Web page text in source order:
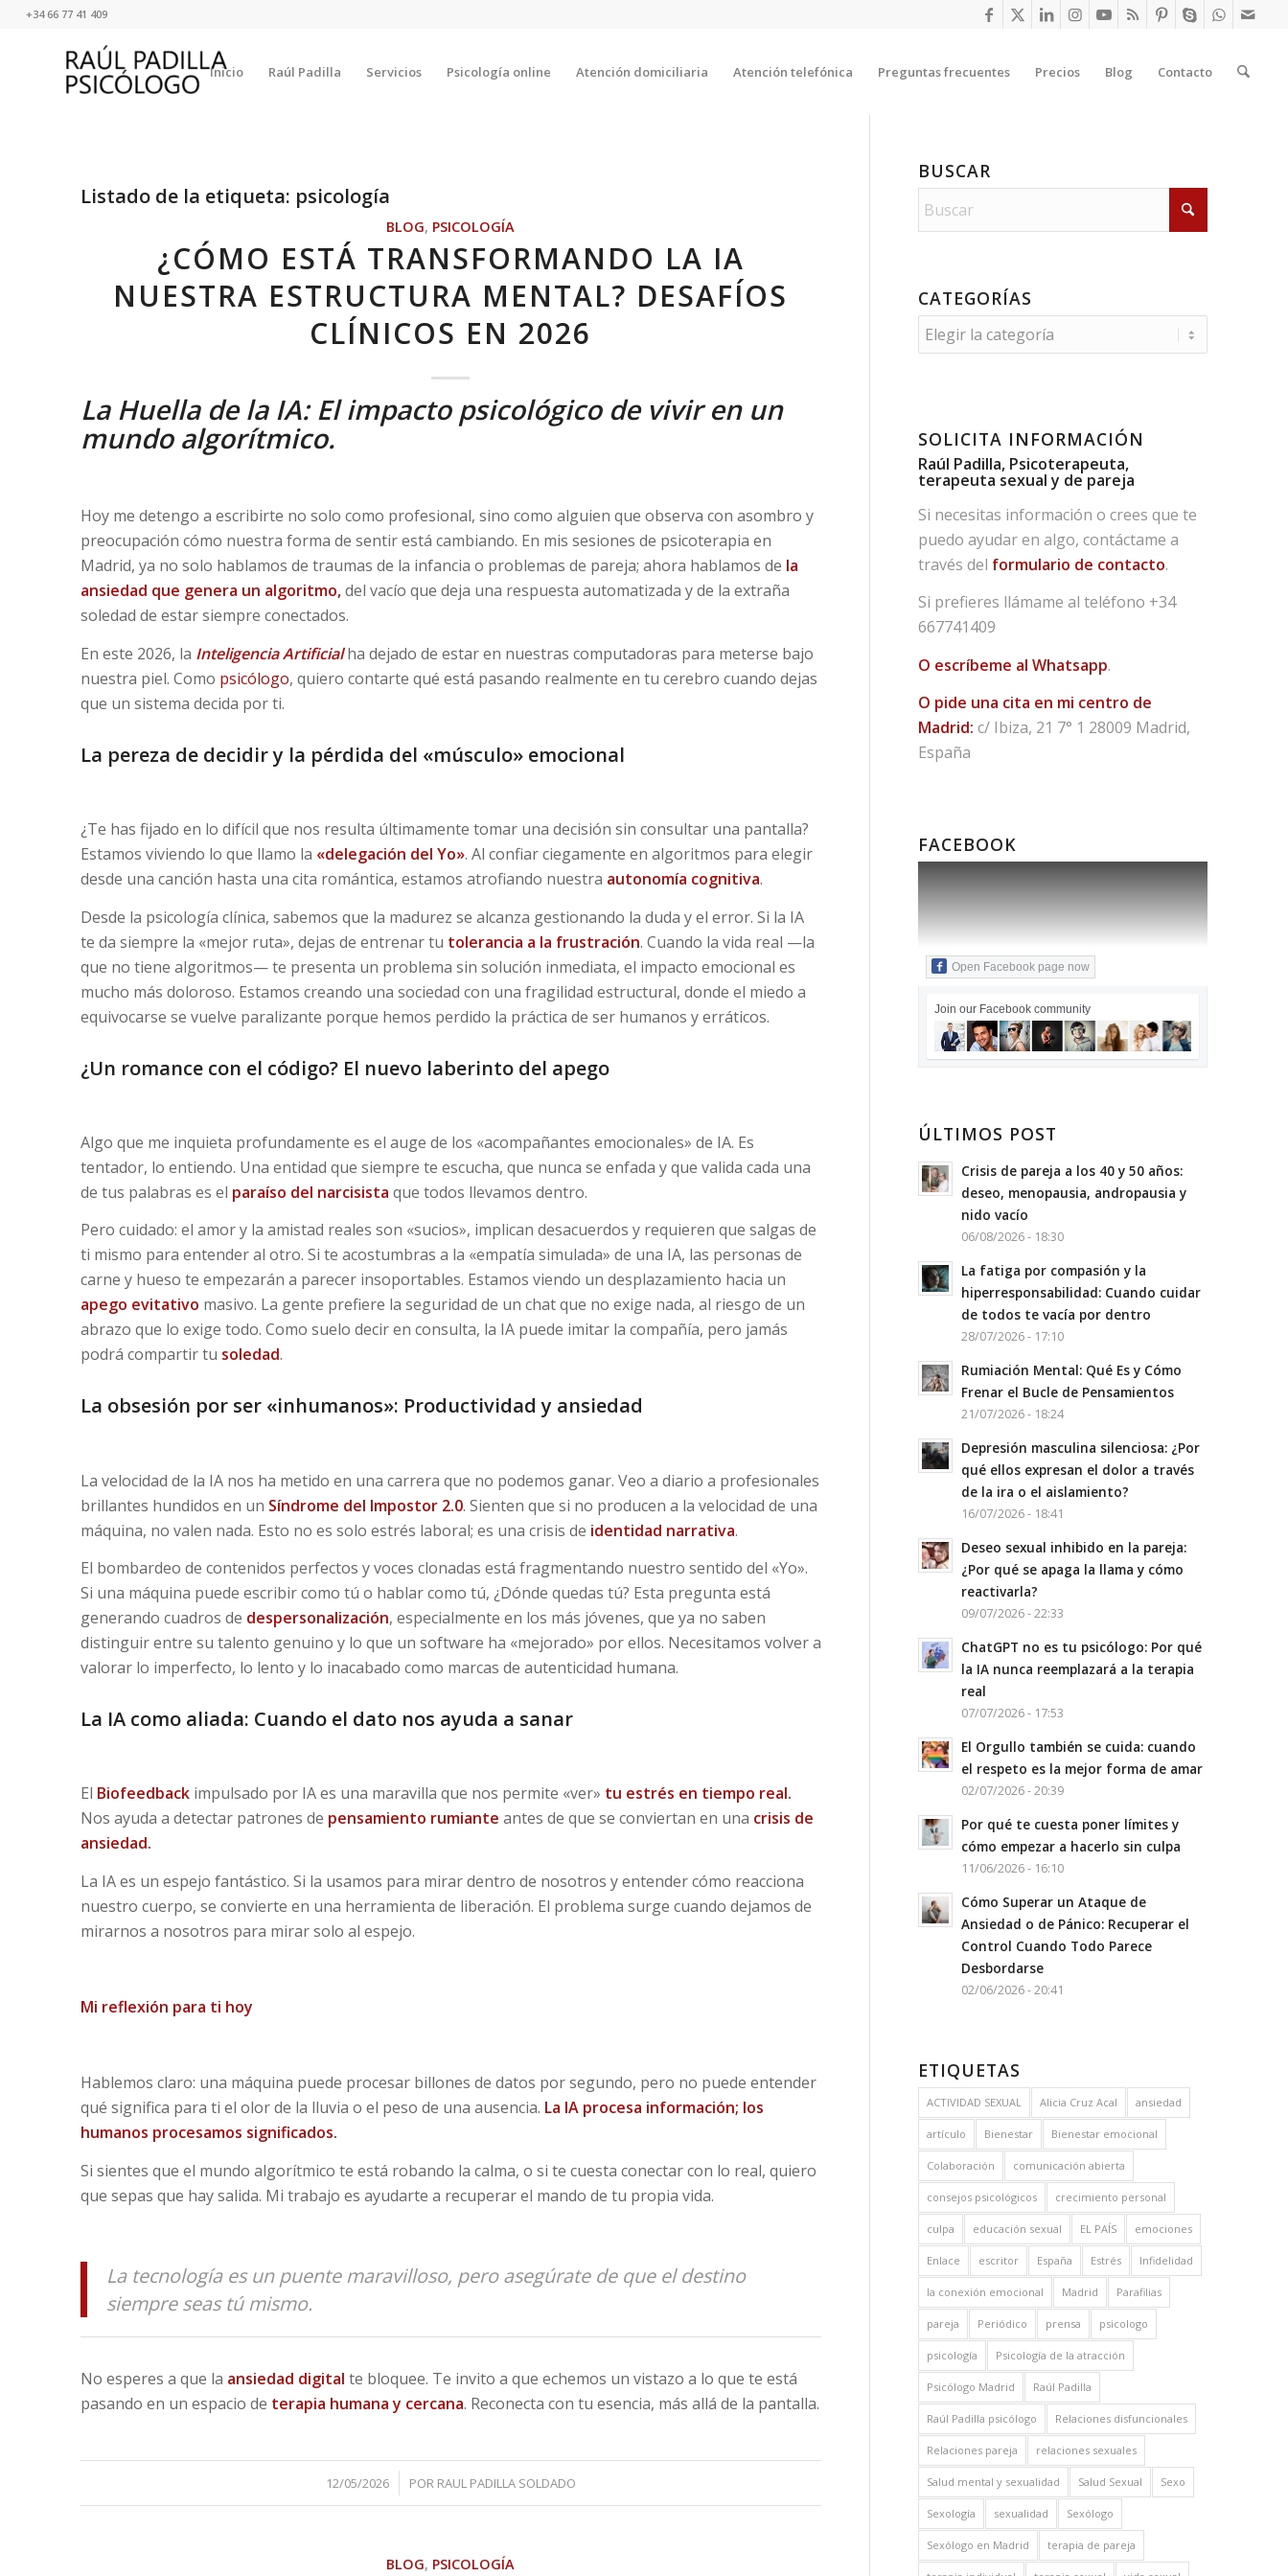
+34 66 77 41 409
Inicio Raúl Padilla Servicios Psicología online Atención domiciliaria Atención telefónica Preguntas frecuentes Precios Blog Contacto
Listado de la etiqueta: psicología
BLOG, PSICOLOGÍA
¿CÓMO ESTÁ TRANSFORMANDO LA IA
NUESTRA ESTRUCTURA MENTAL? DESAFÍOS
CLÍNICOS EN 2026
La Huella de la IA: El impacto psicológico de vivir en un
mundo algorítmico.
Hoy me detengo a escribirte no solo como profesional, sino como alguien que observa con asombro y
preocupación cómo nuestra forma de sentir está cambiando. En mis sesiones de psicoterapia en
Madrid, ya no solo hablamos de traumas de la infancia o problemas de pareja; ahora hablamos de la
ansiedad que genera un algoritmo,del vacío que deja una respuesta automatizada y de la extraña
soledad de estar siempre conectados.
En este 2026, la Inteligencia Artificialha dejado de estar en nuestras computadoras para meterse bajo
nuestra piel. Como psicólogo, quiero contarte qué está pasando realmente en tu cerebro cuando dejas
que un sistema decida por ti.
La pereza de decidir y la pérdida del «músculo» emocional
¿Te has fijado en lo difícil que nos resulta últimamente tomar una decisión sin consultar una pantalla?
Estamos viviendo lo que llamo la «delegación del Yo». Al confiar ciegamente en algoritmos para elegir
desde una canción hasta una cita romántica, estamos atrofiando nuestra autonomía cognitiva.
Desde la psicología clínica, sabemos que la madurez se alcanza gestionando la duda y el error. Si la IA
te da siempre la «mejor ruta», dejas de entrenar tu tolerancia a la frustración. Cuando la vida real —la
que no tiene algoritmos— te presenta un problema sin solución inmediata, el impacto emocional es
mucho más doloroso. Estamos creando una sociedad con una fragilidad estructural, donde el miedo a
equivocarse se vuelve paralizante porque hemos perdido la práctica de ser humanos y erráticos.
¿Un romance con el código? El nuevo laberinto del apego
Algo que me inquieta profundamente es el auge de los «acompañantes emocionales» de IA. Es
tentador, lo entiendo. Una entidad que siempre te escucha, que nunca se enfada y que valida cada una
de tus palabras es el paraíso del narcisista que todos llevamos dentro.
Pero cuidado: el amor y la amistad reales son «sucios», implican desacuerdos y requieren que salgas de
ti mismo para entender al otro. Si te acostumbras a la «empatía simulada» de una IA, las personas de
carne y hueso te empezarán a parecer insoportables. Estamos viendo un desplazamiento hacia un
apego evitativo masivo. La gente prefiere la seguridad de un chat que no exige nada, al riesgo de un
abrazo que lo exige todo. Como suelo decir en consulta, la IA puede imitar la compañía, pero jamás
podrá compartir tu soledad.
La obsesión por ser «inhumanos»: Productividad y ansiedad
La velocidad de la IA nos ha metido en una carrera que no podemos ganar. Veo a diario a profesionales
brillantes hundidos en un Síndrome del Impostor 2.0. Sienten que si no producen a la velocidad de una
máquina, no valen nada. Esto no es solo estrés laboral; es una crisis de identidad narrativa.
El bombardeo de contenidos perfectos y voces clonadas está fragmentando nuestro sentido del «Yo».
Si una máquina puede escribir como tú o hablar como tú, ¿Dónde quedas tú? Esta pregunta está
generando cuadros de despersonalización, especialmente en los más jóvenes, que ya no saben
distinguir entre su talento genuino y lo que un software ha «mejorado» por ellos. Necesitamos volver a
valorar lo imperfecto, lo lento y lo inacabado como marcas de autenticidad humana.
La IA como aliada: Cuando el dato nos ayuda a sanar
El Biofeedbackimpulsado por IA es una maravilla que nos permite «ver» tu estrés en tiempo real.
Nos ayuda a detectar patrones de pensamiento rumiante antes de que se conviertan en una crisis de
ansiedad.
La IA es un espejo fantástico. Si la usamos para mirar dentro de nosotros y entender cómo reacciona
nuestro cuerpo, se convierte en una herramienta de liberación. El problema surge cuando dejamos de
mirarnos a nosotros para mirar solo al espejo.
Mi reflexión para ti hoy
Hablemos claro: una máquina puede procesar billones de datos por segundo, pero no puede entender
qué significa para ti el olor de la lluvia o el peso de una ausencia. La IA procesa información; los
humanos procesamos significados.
Si sientes que el mundo algorítmico te está robando la calma, o si te cuesta conectar con lo real, quiero
que sepas que hay salida. Mi trabajo es ayudarte a recuperar el mando de tu propia vida.
La tecnología es un puente maravilloso, pero asegúrate de que el destino
siempre seas tú mismo.
No esperes a que la ansiedad digital te bloquee. Te invito a que echemos un vistazo a lo que te está
pasando en un espacio de terapia humana y cercana. Reconecta con tu esencia, más allá de la pantalla.
12/05/2026
/ POR RAUL PADILLA SOLDADO
BLOG, PSICOLOGÍA
BUSCAR
CATEGORÍAS
Categorías
SOLICITA INFORMACIÓN
Raúl Padilla, Psicoterapeuta,
terapeuta sexual y de pareja
Si necesitas información o crees que te
puedo ayudar en algo, contáctame a
través del formulario de contacto.
Si prefieres llámame al teléfono +34
667741409
O escríbeme al Whatsapp.
O pide una cita en mi centro de
Madrid: c/ Ibiza, 21 7° 1 28009 Madrid,
España
FACEBOOK
Open Facebook page now
Join our Facebook community
ÚLTIMOS POST
Crisis de pareja a los 40 y 50 años:
deseo, menopausia, andropausia y
nido vacío
06/08/2026 - 18:30
La fatiga por compasión y la
hiperresponsabilidad: Cuando cuidar
de todos te vacía por dentro
28/07/2026 - 17:10
Rumiación Mental: Qué Es y Cómo
Frenar el Bucle de Pensamientos
21/07/2026 - 18:24
Depresión masculina silenciosa: ¿Por
qué ellos expresan el dolor a través
de la ira o el aislamiento?
16/07/2026 - 18:41
Deseo sexual inhibido en la pareja:
¿Por qué se apaga la llama y cómo
reactivarla?
09/07/2026 - 22:33
ChatGPT no es tu psicólogo: Por qué
la IA nunca reemplazará a la terapia
real
07/07/2026 - 17:53
El Orgullo también se cuida: cuando
el respeto es la mejor forma de amar
02/07/2026 - 20:39
Por qué te cuesta poner límites y
cómo empezar a hacerlo sin culpa
11/06/2026 - 16:10
Cómo Superar un Ataque de
Ansiedad o de Pánico: Recuperar el
Control Cuando Todo Parece
Desbordarse
02/06/2026 - 20:41
ETIQUETAS
ACTIVIDAD SEXUAL Alicia Cruz Acal ansiedad
artículo Bienestar Bienestar emocional
Colaboración comunicación abierta
consejos psicológicos crecimiento personal
culpa educación sexual EL PAÍS emociones
Enlace escritor España Estrés Infidelidad
la conexión emocional Madrid Parafilias
pareja Periódico prensa psicologo
psicología Psicología de la atracción
Psicólogo Madrid Raúl Padilla
Raúl Padilla psicólogo Relaciones disfuncionales
Relaciones pareja relaciones sexuales
Salud mental y sexualidad Salud Sexual Sexo
Sexología sexualidad Sexólogo
Sexólogo en Madrid terapia de pareja